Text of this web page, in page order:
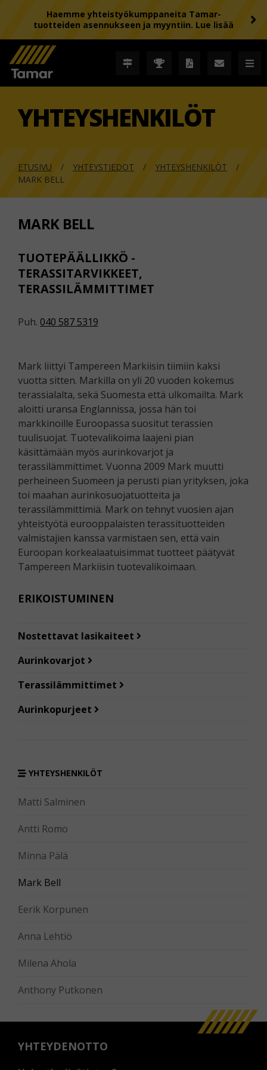
Haemme yhteistyökumppaneita Tamar-
tuotteiden asennukseen ja myyntiin. Lue lisää
YHTEYSHENKILÖT
ETUSIVU YHTEYSTIEDOT
YHTEYSHENKILÖT
MARK BELL
MARK BELL
TUOTEPÄÄLLIKKÖ -
TERASSITARVIKKEET,
TERASSILÄMMITTIMET
Puh. 040 587 5319
Mark liittyi Tampereen Markiisin tiimiin kaksi
vuotta sitten. Markilla on yli 20 vuoden kokemus
terassialalta, sekä Suomesta että ulkomailta. Mark
aloitti uransa Englannissa, jossa hän toi
markkinoille Euroopassa suositut terassien
tuulisuojat. Tuotevalikoima laajeni pian
käsittämään myös aurinkovarjot ja
terassilämmittimet. Vuonna 2009 Mark muutti
perheineen Suomeen ja perusti pian yrityksen, joka
toi maahan aurinkosuojatuotteita ja
terassilämmittimiä. Mark on tehnyt vuosien ajan
yhteistyötä eurooppalaisten terassituotteiden
valmistajien kanssa varmistaen sen, että vain
Euroopan korkealaatuisimmat tuotteet päätyvät
Tampereen Markiisin tuotevalikoimaan.
ERIKOISTUMINEN
Nostettavat lasikaiteet
Aurinkovarjot
Terassilämmittimet
Aurinkopurjeet
YHTEYSHENKILÖT
Matti Salminen
Antti Romo
Minna Pälä
Mark Bell
Eerik Korpunen
Anna Lehtiö
Milena Ahola
Anthony Putkonen
YHTEYDENOTTO